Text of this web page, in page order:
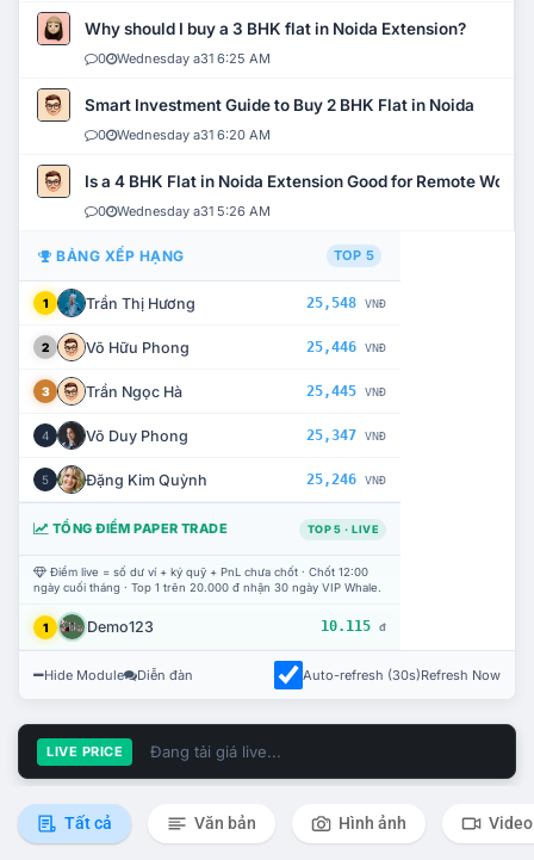
Why should I buy a 3 BHK flat in Noida Extension?
0 Wednesday a31 6:25 AM
Smart Investment Guide to Buy 2 BHK Flat in Noida
0 Wednesday a31 6:20 AM
Is a 4 BHK Flat in Noida Extension Good for Remote Work?
0 Wednesday a31 5:26 AM
BẢNG XẾP HẠNG TOP 5
1 Trần Thị Hương 25,548 VNĐ
2 Võ Hữu Phong 25,446 VNĐ
3 Trần Ngọc Hà 25,445 VNĐ
4 Võ Duy Phong 25,347 VNĐ
5 Đặng Kim Quỳnh 25,246 VNĐ
TỔNG ĐIỂM PAPER TRADE TOP 5 · LIVE
Điểm live = số dư ví + ký quỹ + PnL chưa chốt · Chốt 12:00
ngày cuối tháng · Top 1 trên 20.000 đ nhận 30 ngày VIP Whale.
1 Demo123 10.115 đ
Hide Module Diễn đàn Auto-refresh (30s)Refresh Now
LIVE PRICE Đang tải giá live...
Tất cả Văn bản Hình ảnh Video